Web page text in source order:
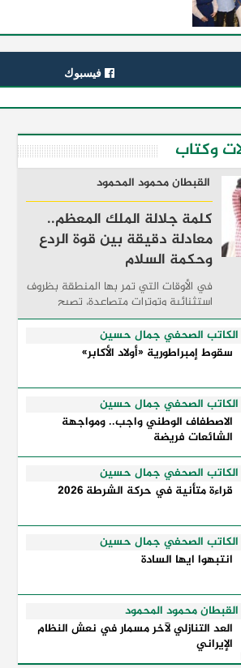
فيسبوك
وكتاب
القبطان محمود المحمود
كلمة جلالة الملك المعظم..
معادلة دقيقة بين قوة الردع
وحكمة السلام
في الأوقات التي تمر بها المنطقة بظروف
استثنائية وتوترات متصاعدة، تصبح
الكلمات السياسية أكثر من مجرد مواقف
معلنة؛ فهي تكشف طريقة تفكير الدول،
وكيفية إدارتها للأزمات، والحدود التي
تفصل بين القوة ...
الكاتب الصحفي جمال حسين
سقوط إمبراطورية «أولاد الأكابر»
الكاتب الصحفي جمال حسين
الاصطفاف الوطني واجب.. ومواجهة
الشائعات فريضة
الكاتب الصحفي جمال حسين
قراءة متأنية في حركة الشرطة 2026
الكاتب الصحفي جمال حسين
انتبهوا ايها السادة
القبطان محمود المحمود
العد التنازلي لآخر مسمار في نعش النظام
الإيراني